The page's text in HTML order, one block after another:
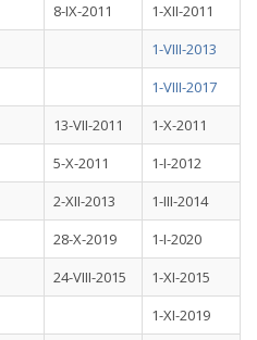
8-IX-2011
1-XII-2011
1-VIII-2013
1-VIII-2017
13-VII-2011
1-X-2011
5-X-2011
1-I-2012
2-XII-2013
1-III-2014
28-X-2019
1-I-2020
24-VIII-2015
1-XI-2015
1-XI-2019